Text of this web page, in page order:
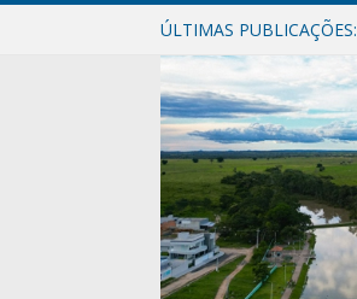
ÚLTIMAS PUBLICAÇÕES: